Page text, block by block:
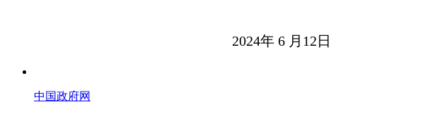
2024年 6 月12日
中国政府网